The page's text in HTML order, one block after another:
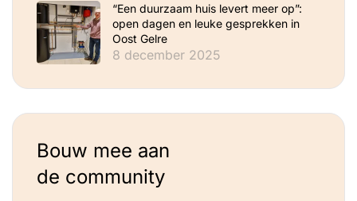
“Een duurzaam huis levert meer op”:
open dagen en leuke gesprekken in
Oost Gelre
8 december 2025
Bouw mee aan
de community